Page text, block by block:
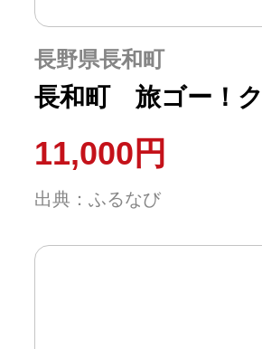
長野県長和町
長和町 旅ゴー！
11,000円
出典：ふるなび